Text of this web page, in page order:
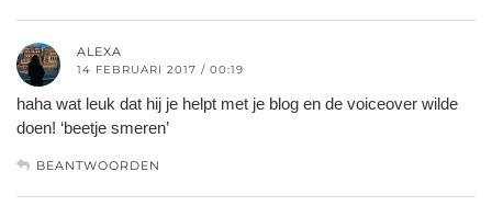
ALEXA
14 FEBRUARI 2017 / 00:19
haha wat leuk dat hij je helpt met je blog en de voiceover wilde
doen! ‘beetje smeren’
BEANTWOORDEN